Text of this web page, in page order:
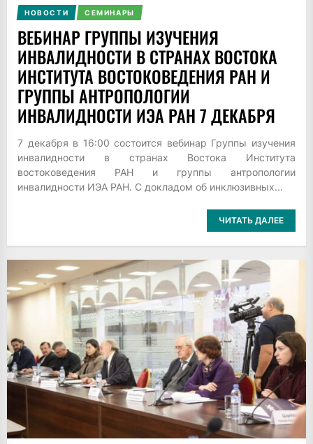
НОВОСТИ СЕМИНАРЫ
ВЕБИНАР ГРУППЫ ИЗУЧЕНИЯ
ИНВАЛИДНОСТИ В СТРАНАХ ВОСТОКА
ИНСТИТУТА ВОСТОКОВЕДЕНИЯ РАН И
ГРУППЫ АНТРОПОЛОГИИ
ИНВАЛИДНОСТИ ИЭА РАН 7 ДЕКАБРЯ
7 декабря в 16:00 состоится вебинар Группы изучения
инвалидности в странах Востока Института
востоковедения РАН и группы антропологии
инвалидности ИЭА РАН. С докладом об инклюзивных...
ЧИТАТЬ ДАЛЕЕ